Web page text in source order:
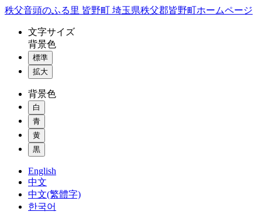
コ
秩父音頭のふる里 皆野町 埼玉県秩父郡皆野町ホームページ
文字サイズ
背景色
標準
拡大
背景色
白
青
黄
黒
English
中文
中文(繁體字)
한국어